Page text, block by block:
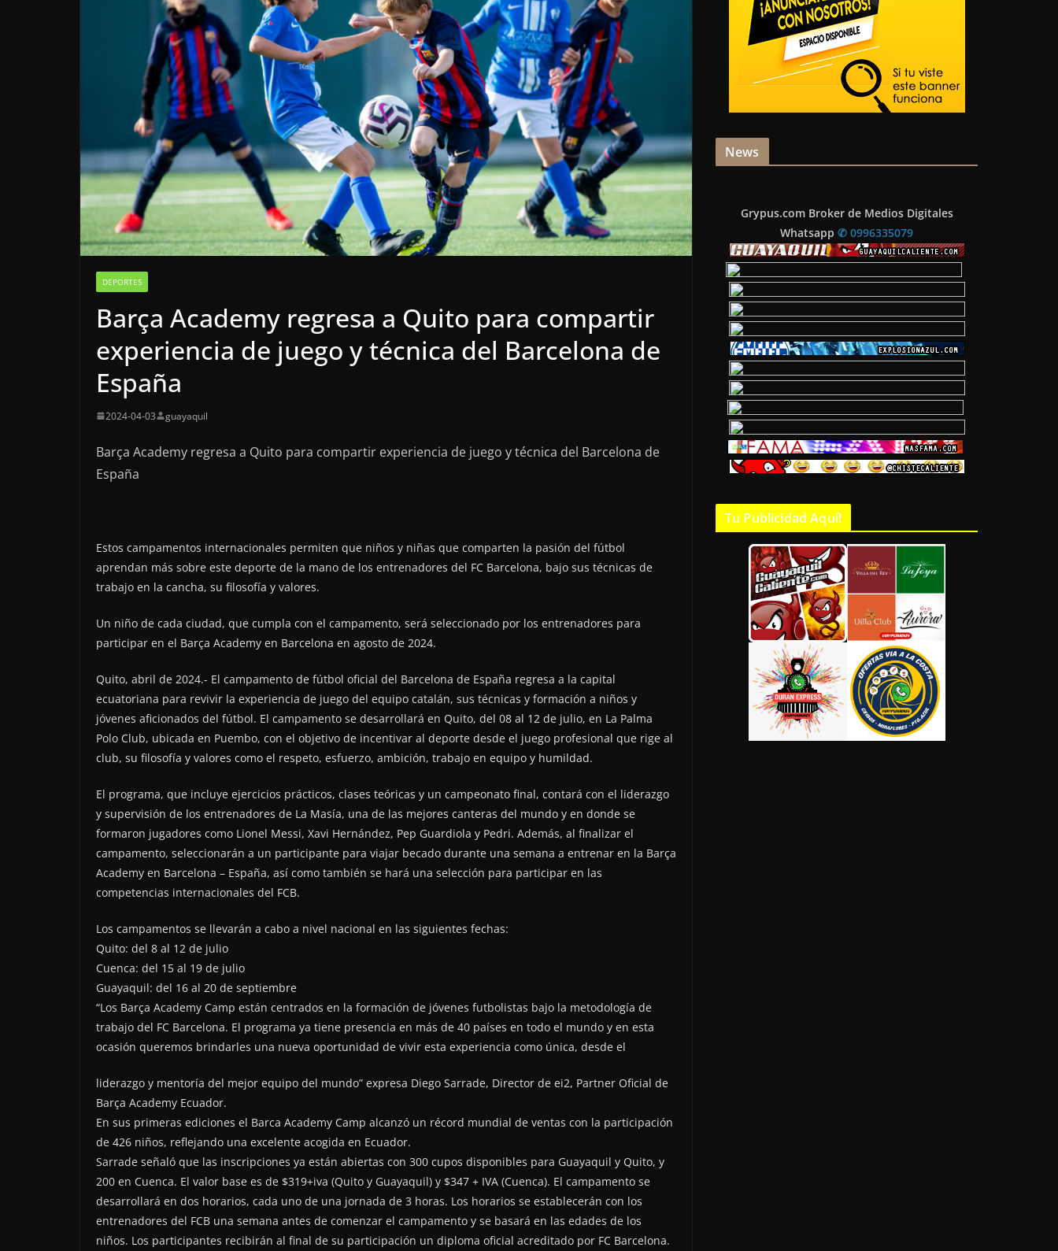
DEPORTES
Barça Academy regresa a Quito para compartir
experiencia de juego y técnica del Barcelona de
España
2024-04-03 guayaquil
Barça Academy regresa a Quito para compartir experiencia de juego y técnica del Barcelona de
España
Estos campamentos internacionales permiten que niños y niñas que comparten la pasión del fútbol
aprendan más sobre este deporte de la mano de los entrenadores del FC Barcelona, bajo sus técnicas de
trabajo en la cancha, su filosofía y valores.
Un niño de cada ciudad, que cumpla con el campamento, será seleccionado por los entrenadores para
participar en el Barça Academy en Barcelona en agosto de 2024.
Quito, abril de 2024.- El campamento de fútbol oficial del Barcelona de España regresa a la capital
ecuatoriana para revivir la experiencia de juego del equipo catalán, sus técnicas y formación a niños y
jóvenes aficionados del fútbol. El campamento se desarrollará en Quito, del 08 al 12 de julio, en La Palma
Polo Club, ubicada en Puembo, con el objetivo de incentivar al deporte desde el juego profesional que rige al
club, su filosofía y valores como el respeto, esfuerzo, ambición, trabajo en equipo y humildad.
El programa, que incluye ejercicios prácticos, clases teóricas y un campeonato final, contará con el liderazgo
y supervisión de los entrenadores de La Masía, una de las mejores canteras del mundo y en donde se
formaron jugadores como Lionel Messi, Xavi Hernández, Pep Guardiola y Pedri. Además, al finalizar el
campamento, seleccionarán a un participante para viajar becado durante una semana a entrenar en la Barça
Academy en Barcelona – España, así como también se hará una selección para participar en las
competencias internacionales del FCB.
Los campamentos se llevarán a cabo a nivel nacional en las siguientes fechas:
Quito: del 8 al 12 de julio
Cuenca: del 15 al 19 de julio
Guayaquil: del 16 al 20 de septiembre
“Los Barça Academy Camp están centrados en la formación de jóvenes futbolistas bajo la metodología de
trabajo del FC Barcelona. El programa ya tiene presencia en más de 40 países en todo el mundo y en esta
ocasión queremos brindarles una nueva oportunidad de vivir esta experiencia como única, desde el
liderazgo y mentoría del mejor equipo del mundo” expresa Diego Sarrade, Director de ei2, Partner Oficial de
Barça Academy Ecuador.
En sus primeras ediciones el Barca Academy Camp alcanzó un récord mundial de ventas con la participación
de 426 niños, reflejando una excelente acogida en Ecuador.
Sarrade señaló que las inscripciones ya están abiertas con 300 cupos disponibles para Guayaquil y Quito, y
200 en Cuenca. El valor base es de $319+iva (Quito y Guayaquil) y $347 + IVA (Cuenca). El campamento se
desarrollará en dos horarios, cada uno de una jornada de 3 horas. Los horarios se establecerán con los
entrenadores del FCB una semana antes de comenzar el campamento y se basará en las edades de los
niños. Los participantes recibirán al final de su participación un diploma oficial acreditado por FC Barcelona.
News
Grypus.com Broker de Medios Digitales
Whatsapp ✆ 0996335079
Tu Publicidad Aquí!